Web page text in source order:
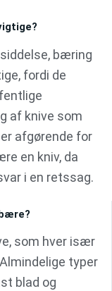
bæring
fordi de
af knive som
afgørende for
en kniv, da
i en retssag.
som hver især
typer
blad og